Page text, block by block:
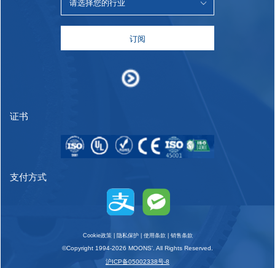
订阅
证书
支付方式
Cookie政策| 隐私保护| 使用条款| 销售条款
©Copyright 1994-2026 MOONS'. All Rights Reserved.
沪ICP备05002338号-8